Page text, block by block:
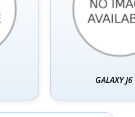
GALAXY J6